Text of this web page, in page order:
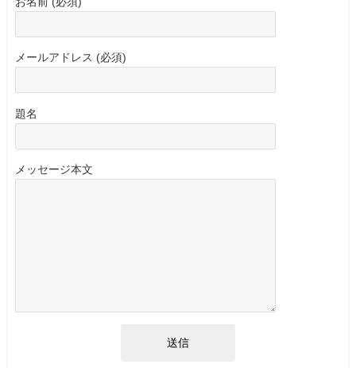
メールアドレス (必須)
題名
メッセージ本文